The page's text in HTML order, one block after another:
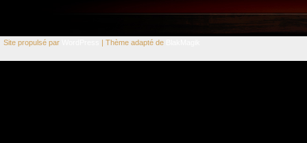
Site propulsé par | Thème adapté de